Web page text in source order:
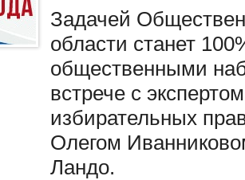
Задачей
области станет
общественными
встрече с
избирательных
Олегом
Ландо.